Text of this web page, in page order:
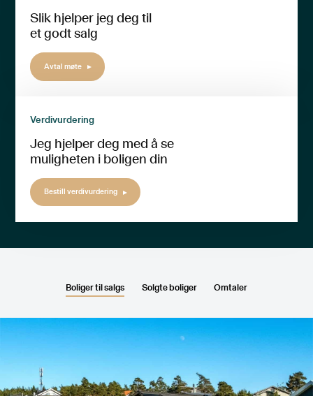
Slik hjelper jeg deg til
et godt salg
Avtal møte
Verdivurdering
Jeg hjelper deg med å se
muligheten i boligen din
Bestill verdivurdering
Boliger til salgs Solgte boliger Omtaler